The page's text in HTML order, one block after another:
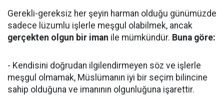
Gerekli-gereksiz her şeyin harman olduğu günümüzde
sadece lüzumlu işlerle meşgul olabilmek, ancak
gerçekten olgun bir iman ile mümkündür. Buna göre:
- Kendisini doğrudan ilgilendirmeyen söz ve işlerle
meşgul olmamak, Müslümanın iyi bir seçim bilincine
sahip olduğuna ve imanının olgunluğuna işarettir.